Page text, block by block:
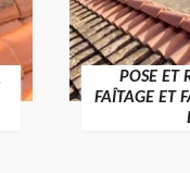
POSE ET
FAÎTAGE ET